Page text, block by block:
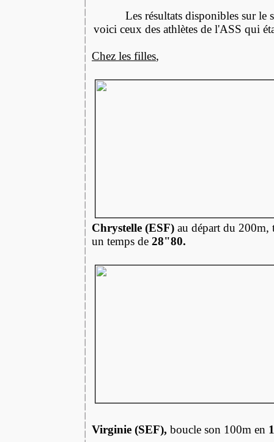
Les résultats disponibles sur le
voici ceux des athlètes de l'ASS qui
Chez les filles,
Chrystelle (ESF) au départ du 200m,
un temps de 28"80.
Virginie (SEF), boucle son 100m en